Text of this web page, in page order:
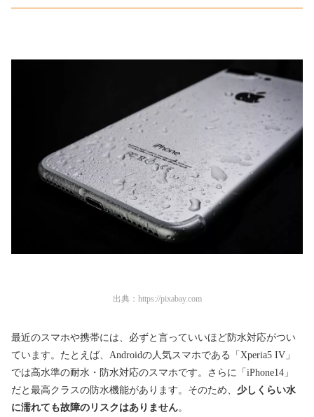
出典： https://pixabay.com
最近のスマホや携帯には、必ずと言っていいほど防水対応がつい
ています。たとえば、Androidの人気スマホである「Xperia5 IV」
では高水準の耐水・防水対応のスマホです。さらに「iPhone14」
だと最高クラスの防水機能があります。そのため、 少しくらい水
に濡れても故障のリスクはありません。